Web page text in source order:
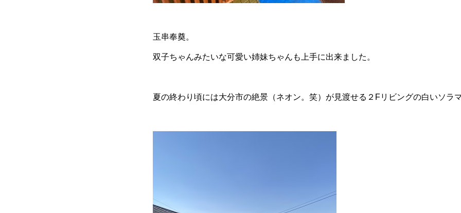
玉串奉奠。
双子ちゃんみたいな可愛い姉妹ちゃんも上手に出来ました。
夏の終わり頃には大分市の絶景（ネオン。笑）が見渡せる２Fリビングの白いソラ